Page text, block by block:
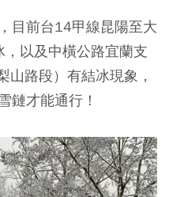
目前台14甲線昆陽至大
以及中橫公路宜蘭支
路段）有結冰現象，
鏈才能通行！